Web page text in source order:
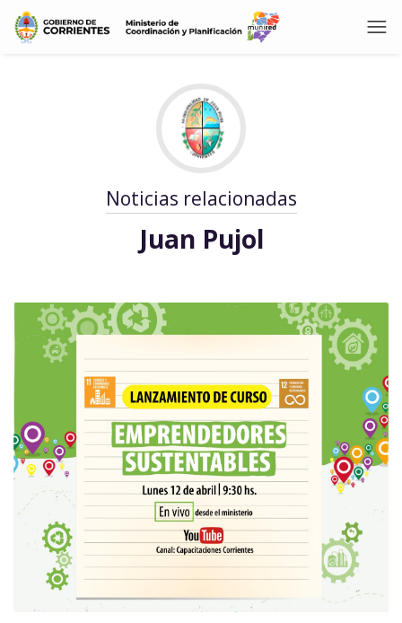
Noticias relacionadas
Juan Pujol